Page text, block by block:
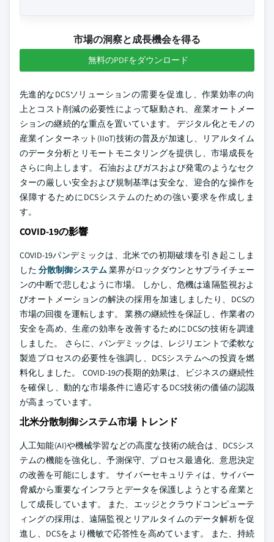
市場の洞察と成長機会を得る
無料のPDFをダウンロード
先進的なDCSソリューションの需要を促進し、作業効率の向
上とコスト削減の必要性によって駆動され、産業オートメー
ションの継続的な重点を置いています。 デジタル化とモノの
産業インターネット(IIoT)技術の普及が加速し、リアルタイム
のデータ分析とリモートモニタリングを提供し、市場成長を
さらに向上します。 石油およびガスおよび発電のようなセク
ターの厳しい安全および規制基準は安全な、迎合的な操作を
保障するためにDCSシステムのための強い要求を作成しま
す。
COVID-19の影響
COVID-19パンデミックは、北米での初期破壊を引き起こしま
した 分散制御システム業界がロックダウンとサプライチェー
ンの中断で悲しむように市場。 しかし、危機は遠隔監視およ
びオートメーションの解決の採用を加速しましたり、DCSの
市場の回復を運転します。 業務の継続性を保証し、作業者の
安全を高め、生産の効率を改善するためにDCSの技術を調達
しました。 さらに、パンデミックは、レジリエントで柔軟な
製造プロセスの必要性を強調し、DCSシステムへの投資を燃
料化しました。 COVID-19の長期的効果は、ビジネスの継続性
を確保し、動的な市場条件に適応するDCS技術の価値の認識
が高まっています。
北米分散制御システム市場 トレンド
人工知能(AI)や機械学習などの高度な技術の統合は、DCSシス
テムの機能を強化し、予測保守、プロセス最適化、意思決定
の改善を可能にします。 サイバーセキュリティは、サイバー
脅威から重要なインフラとデータを保護しようとする産業と
して成長しています。 また、エッジとクラウドコンピューテ
ィングの採用は、遠隔監視とリアルタイムのデータ解析を促
進し、DCSをより機敏で応答性を高めています。 また、持続